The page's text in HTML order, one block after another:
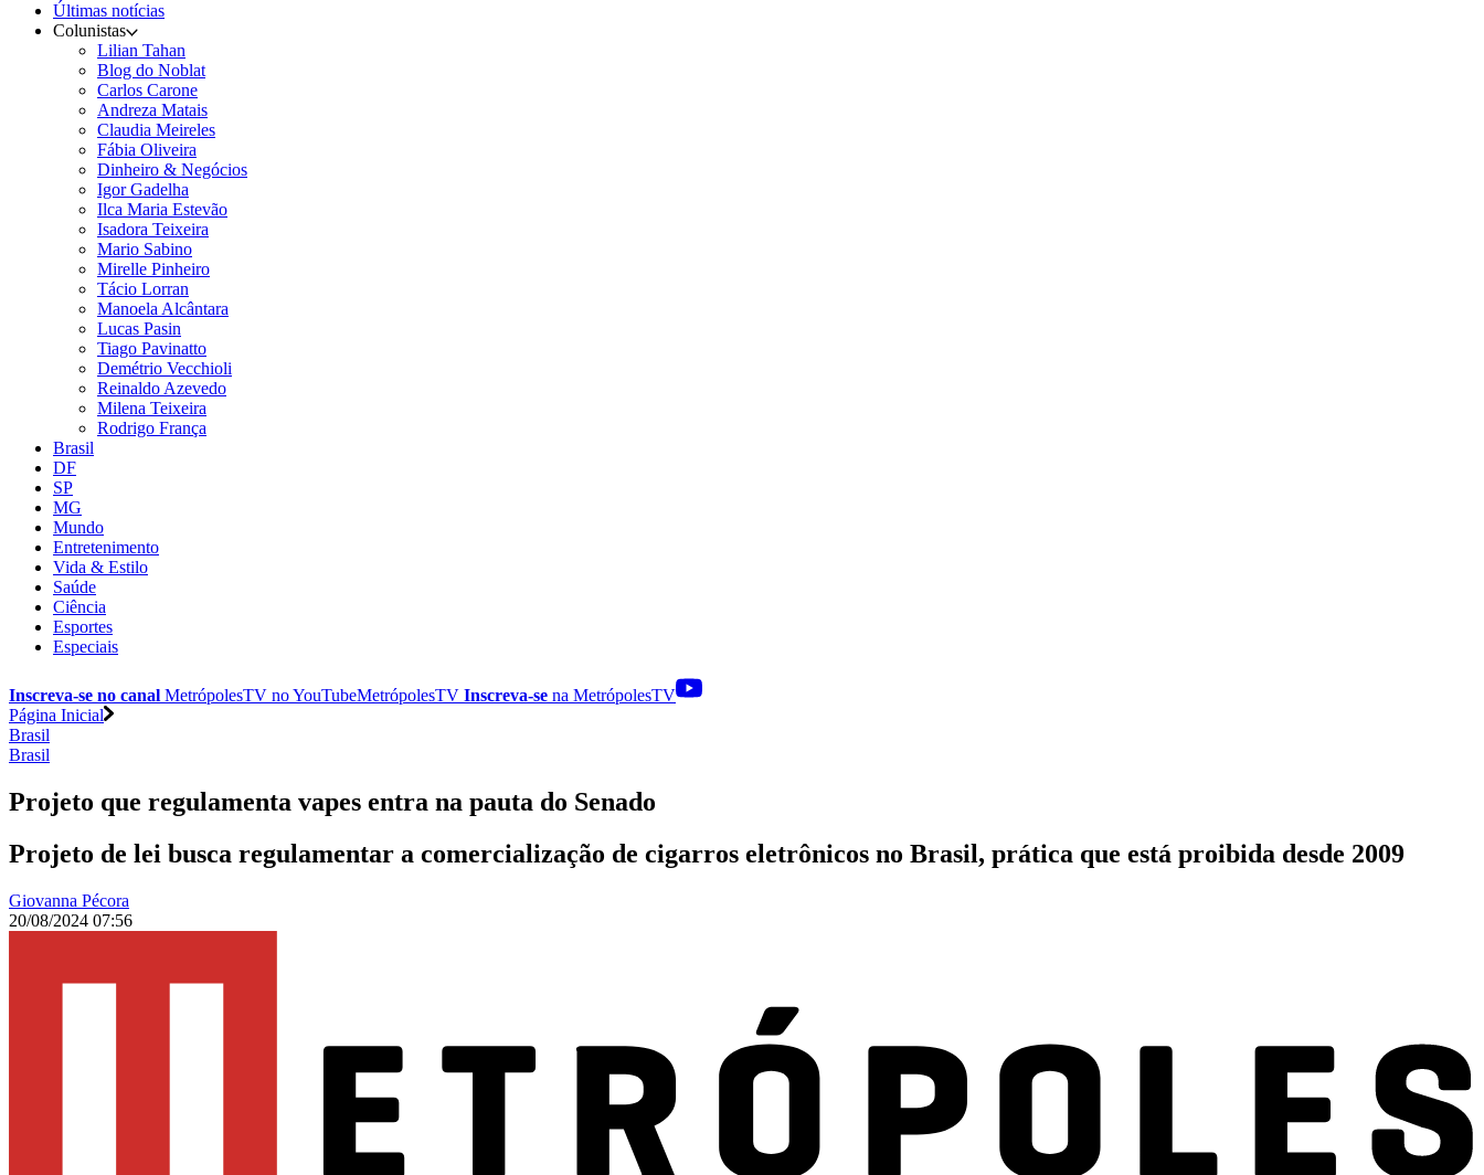
Últimas notícias
Colunistas
Lilian Tahan
Blog do Noblat
Carlos Carone
Andreza Matais
Claudia Meireles
Fábia Oliveira
Dinheiro & Negócios
Igor Gadelha
Ilca Maria Estevão
Isadora Teixeira
Mario Sabino
Mirelle Pinheiro
Tácio Lorran
Manoela Alcântara
Lucas Pasin
Tiago Pavinatto
Demétrio Vecchioli
Reinaldo Azevedo
Milena Teixeira
Rodrigo França
Brasil
DF
SP
MG
Mundo
Entretenimento
Vida & Estilo
Saúde
Ciência
Esportes
Especiais
Inscreva-se no canal MetrópolesTV noYouTubeMetrópolesTV Inscreva-se na MetrópolesTV
Página Inicial
Brasil
Brasil
Projeto que regulamenta vapes entra na pauta do Senado
Projeto de lei busca regulamentar a comercialização de cigarros eletrônicos no Brasil, prática que está proibida desde 2009
Giovanna Pécora
20/08/2024 07:56